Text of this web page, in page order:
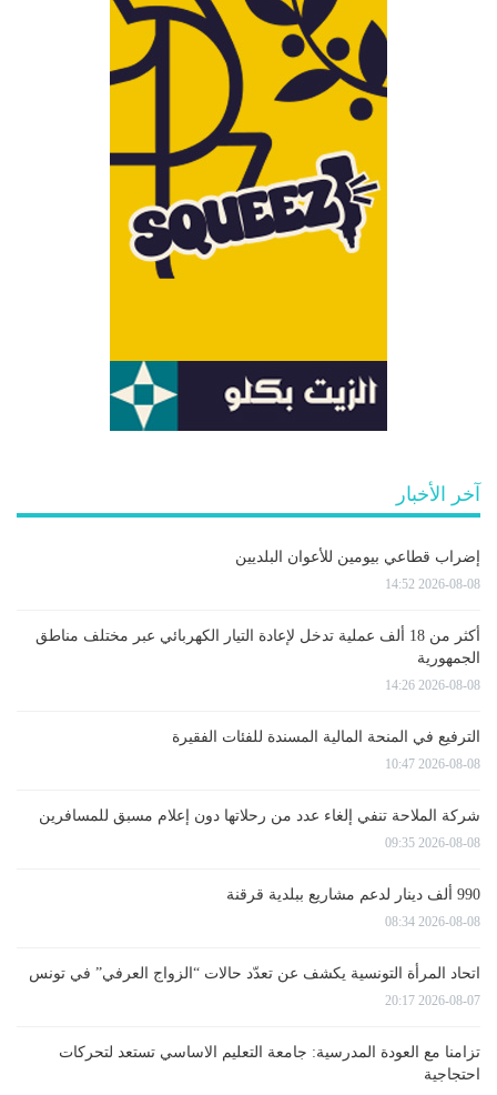
آخر الأخبار
إضراب قطاعي بيومين للأعوان البلديين
2026-08-08 14:52
أكثر من 18 ألف عملية تدخل لإعادة التيار الكهربائي عبر مختلف مناطق
الجمهورية
2026-08-08 14:26
الترفيع في المنحة المالية المسندة للفئات الفقيرة
2026-08-08 10:47
شركة الملاحة تنفي إلغاء عدد من رحلاتها دون إعلام مسبق للمسافرين
2026-08-08 09:35
990 ألف دينار لدعم مشاريع ببلدية قرقنة
2026-08-08 08:34
اتحاد المرأة التونسية يكشف عن تعدّد حالات “الزواج العرفي” في تونس
2026-08-07 20:17
تزامنا مع العودة المدرسية: جامعة التعليم الاساسي تستعد لتحركات
احتجاجية